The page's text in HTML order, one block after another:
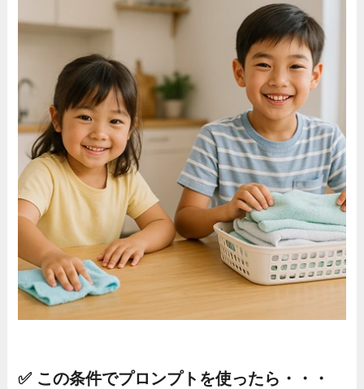
✅ この条件でプロンプトを使ったら・・・